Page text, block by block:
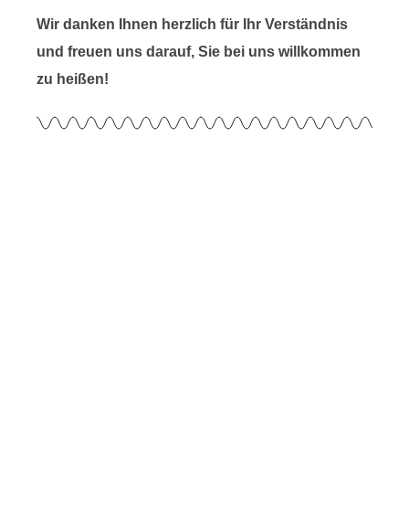
Wir danken Ihnen herzlich für Ihr Verständnis
und freuen uns darauf, Sie bei uns willkommen
zu heißen!